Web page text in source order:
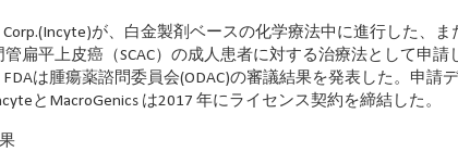
Corp.(Incyte)が、白金製剤ベースの化学療法中に進行した、
扁平上皮癌（SCAC）の成人患者に対する治療法として申請
は腫瘍薬諮問委員会(ODAC)の審議結果を発表した。申請
とMacroGenics は2017 年にライセンス契約を締結した。